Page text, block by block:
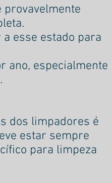
provavelmente
esse estado para
ano, especialmente
dos limpadores é
estar sempre
para limpeza